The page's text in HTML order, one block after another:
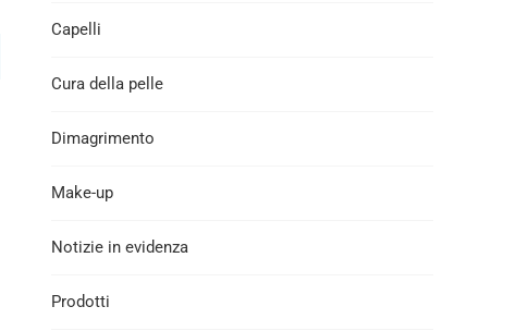
Capelli
Cura della pelle
Dimagrimento
Make-up
Notizie in evidenza
Prodotti